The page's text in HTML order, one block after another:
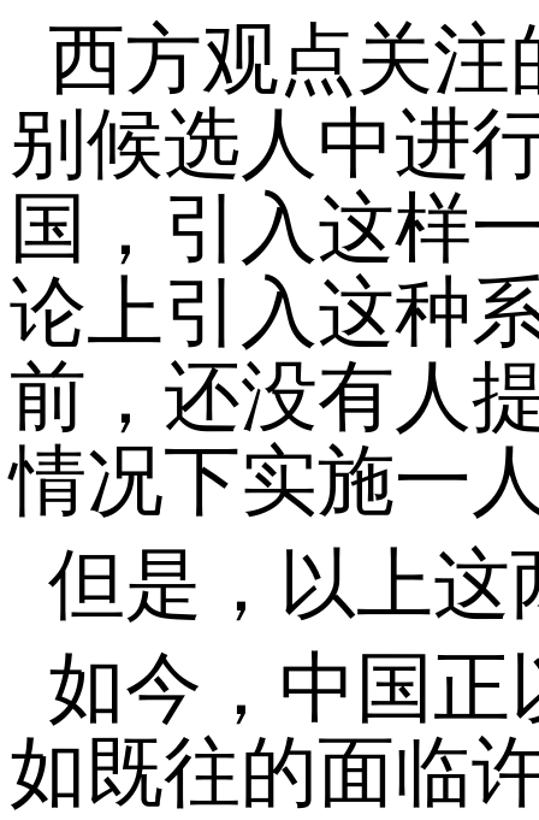
西方观点关
别候选人中进
国，引入这样
论上引入这种
前，还没有人
情况下实施一
但是，以上这
如今，中国正
如既往的面临